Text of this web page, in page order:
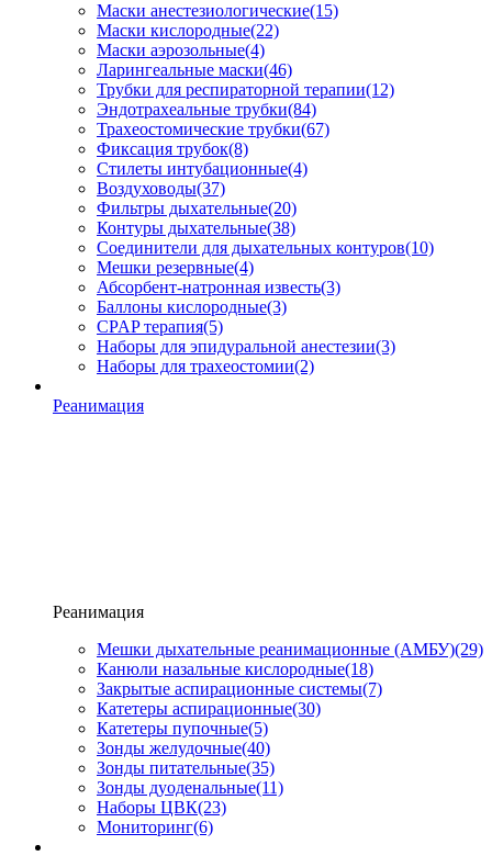
Маски анестезиологические(15)
Маски кислородные(22)
Маски аэрозольные(4)
Ларингеальные маски(46)
Трубки для респираторной терапии(12)
Эндотрахеальные трубки(84)
Трахеостомические трубки(67)
Фиксация трубок(8)
Стилеты интубационные(4)
Воздуховоды(37)
Фильтры дыхательные(20)
Контуры дыхательные(38)
Соединители для дыхательных контуров(10)
Мешки резервные(4)
Абсорбент-натронная известь(3)
Баллоны кислородные(3)
CPAP терапия(5)
Наборы для эпидуральной анестезии(3)
Наборы для трахеостомии(2)
Реанимация
Реанимация
Мешки дыхательные реанимационные (АМБУ)(29)
Канюли назальные кислородные(18)
Закрытые аспирационные системы(7)
Катетеры аспирационные(30)
Катетеры пупочные(5)
Зонды желудочные(40)
Зонды питательные(35)
Зонды дуоденальные(11)
Наборы ЦВК(23)
Мониторинг(6)